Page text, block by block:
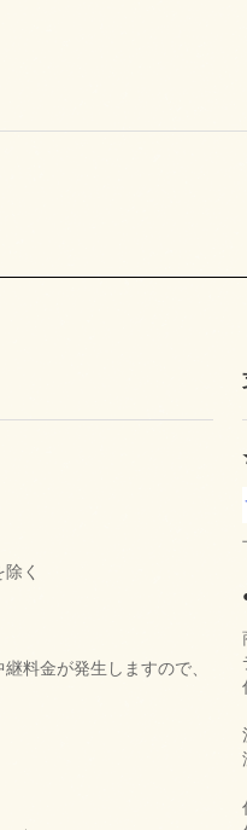
く
金が発生しますので、